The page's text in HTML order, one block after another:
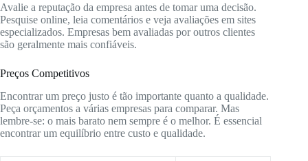
Avalie a reputação da empresa antes de tomar uma decisão.
Pesquise online, leia comentários e veja avaliações em sites
especializados. Empresas bem avaliadas por outros clientes
são geralmente mais confiáveis.
Preços Competitivos
Encontrar um preço justo é tão importante quanto a qualidade.
Peça orçamentos a várias empresas para comparar. Mas
lembre-se: o mais barato nem sempre é o melhor. É essencial
encontrar um equilíbrio entre custo e qualidade.